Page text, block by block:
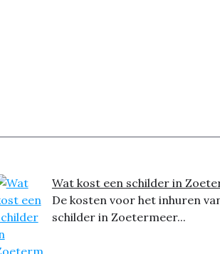
Wat kost een schilder in
De kosten voor het inhuren
schilder in Zoetermeer...